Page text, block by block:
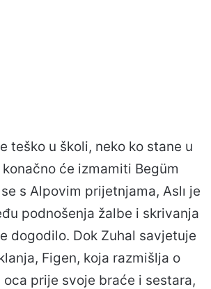
teško u školi, neko ko stane u
će izmamiti Begüm
s Alpovim prijetnjama, Aslı je
podnošenja žalbe i skrivanja
dogodilo. Dok Zuhal savjetuje
Figen, koja razmišlja o
prije svoje braće i sestara,